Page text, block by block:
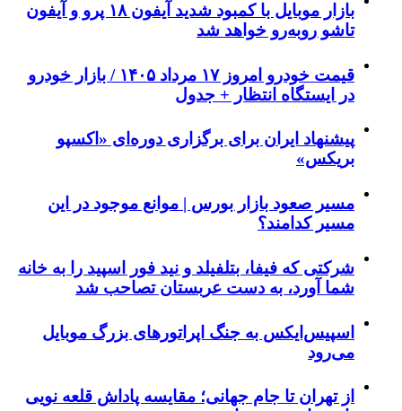
بازار موبایل با کمبود شدید آیفون ۱۸ پرو و آیفون
تاشو روبه‌رو خواهد شد
قیمت خودرو امروز ۱۷ مرداد ۱۴۰۵ / بازار خودرو
در ایستگاه انتظار + جدول
پیشنهاد ایران برای برگزاری دوره‌ای «اکسپو
بریکس»
مسیر صعود بازار بورس | موانع موجود در این
مسیر کدامند؟
شرکتی که فیفا، بتلفیلد و نید فور اسپید را به خانه
شما آورد، به دست عربستان تصاحب شد
اسپیس‌ایکس به جنگ اپراتورهای بزرگ موبایل
می‌رود
از تهران تا جام جهانی؛ مقایسه پاداش قلعه نویی